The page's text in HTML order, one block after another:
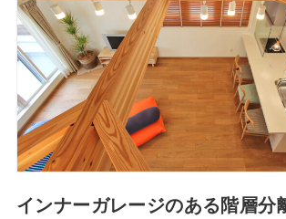
インナーガレージのある階層分